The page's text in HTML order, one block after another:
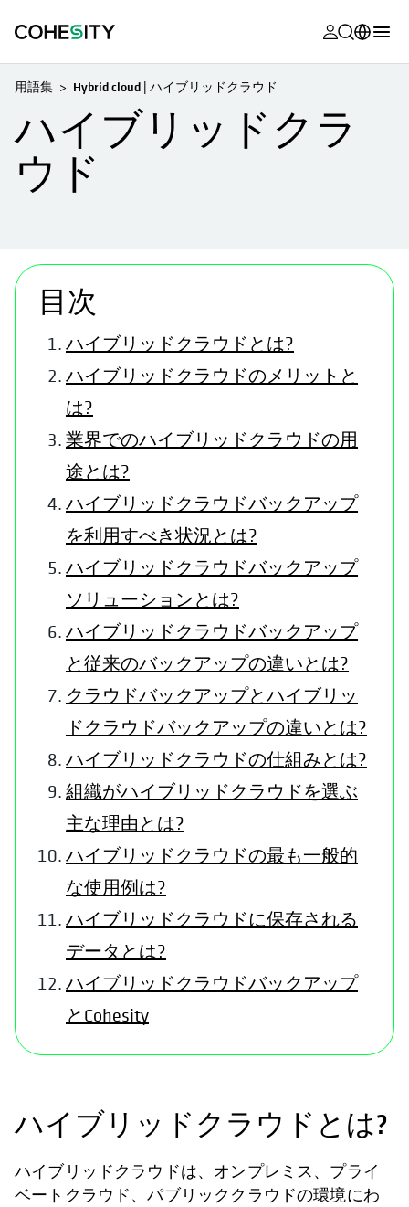
新しいタ
Helios
新しいタ
Alta
新しいタ
新しいタ
新しいタ
アカデミー
新しいタ
新しいタ
パートナー
新しいタ
English (U.S.)
Deutsch (Germany)
한국어 (South
用語集 Hybrid cloud | ハイブリッドクラウド
ハイブリッドクラ
ウド
目次
ハイブリッドクラウドとは?
ハイブリッドクラウドのメリットと
は?
業界でのハイブリッドクラウドの用
途とは?
ハイブリッドクラウドバックアップ
を利用すべき状況とは?
ハイブリッドクラウドバックアップ
ソリューションとは?
ハイブリッドクラウドバックアップ
と従来のバックアップの違いとは?
クラウドバックアップとハイブリッ
ドクラウドバックアップの違いとは?
ハイブリッドクラウドの仕組みとは?
組織がハイブリッドクラウドを選ぶ
主な理由とは?
ハイブリッドクラウドの最も一般的
な使用例は?
ハイブリッドクラウドに保存される
データとは?
ハイブリッドクラウドバックアップ
とCohesity
ハイブリッドクラウドとは?
ハイブリッドクラウドは、オンプレミス、プライ
ベートクラウド、パブリッククラウドの環境にわ